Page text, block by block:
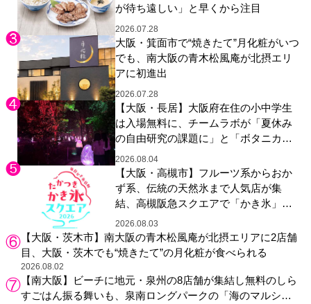
が待ち遠しい」と早くから注目
2026.07.28
大阪・箕面市で“焼きたて”月化粧がいつ
でも、南大阪の青木松風庵が北摂エリ
アに初進出
2026.07.28
【大阪・長居】大阪府在住の小中学生
は入場無料に、チームラボが「夏休み
の自由研究の課題に」と「ボタニカル
ガーデン 大阪」へ招待
2026.08.04
【大阪・高槻市】フルーツ系からおか
ず系、伝統の天然氷まで人気店が集
結、高槻阪急スクエアで「かき氷」祭
り
2026.08.03
【大阪・茨木市】南大阪の青木松風庵が北摂エリアに2店舗
目、大阪・茨木でも“焼きたて”の月化粧が食べられる
2026.08.02
【南大阪】ビーチに地元・泉州の8店舗が集結し無料のしら
すごはん振る舞いも、泉南ロングパークの「海のマルシ